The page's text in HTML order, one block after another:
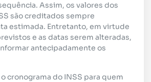
Assim, os valores dos
são creditados sempre
estimada. Entretanto, em virtude
e as datas serem alteradas,
antecipadamente os
cronograma do INSS para quem